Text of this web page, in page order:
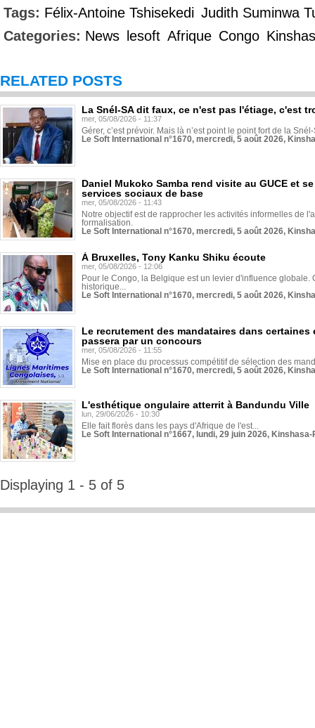
Tags: Félix-Antoine Tshisekedi Judith Suminwa
Categories: News lesoft Afrique Congo
RELATED POSTS
La Snél-SA dit faux, ce n'est pas l'étiage, c'est
mer, 05/08/2026 - 11:37
Gérer, c’est prévoir. Mais là n’est point le point fort de la
Le Soft International n°1670, mercredi, 5 août 2026,
Daniel Mukoko Samba rend visite au GUCE et
services sociaux de base
mer, 05/08/2026 - 11:43
Notre objectif est de rapprocher les activités informelles de
formalisation.
Le Soft International n°1670, mercredi, 5 août 2026,
À Bruxelles, Tony Kanku Shiku écoute
mer, 05/08/2026 - 12:06
Pour le Congo, la Belgique est un levier d'influence globale.
historique...
Le Soft International n°1670, mercredi, 5 août 2026,
Le recrutement des mandataires dans
passera par un concours
mer, 05/08/2026 - 11:55
Mise en place du processus compétitif de sélection des
Le Soft International n°1670, mercredi, 5 août 2026,
L'esthétique ongulaire atterrit à Bandundu Ville
lun, 29/06/2026 - 10:30
Elle fait florès dans les pays d'Afrique de l'est...
Le Soft International n°1667, lundi, 29 juin 2026,
Displaying 1 - 5 of 5